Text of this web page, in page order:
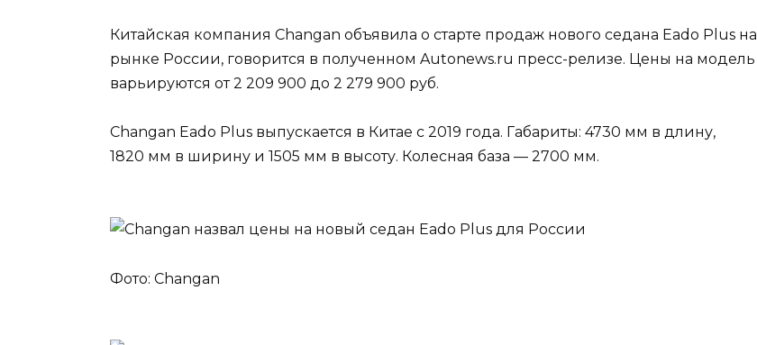
Китайская компания Changan объявила о старте продаж нового седана Eado Plus на
рынке России, говорится в полученном Autonews.ru пресс-релизе. Цены на модель
варьируются от 2 209 900 до 2 279 900 руб.
Changan Eado Plus выпускается в Китае с 2019 года. Габариты: 4730 мм в длину,
1820 мм в ширину и 1505 мм в высоту. Колесная база — 2700 мм.
Фото: Changan